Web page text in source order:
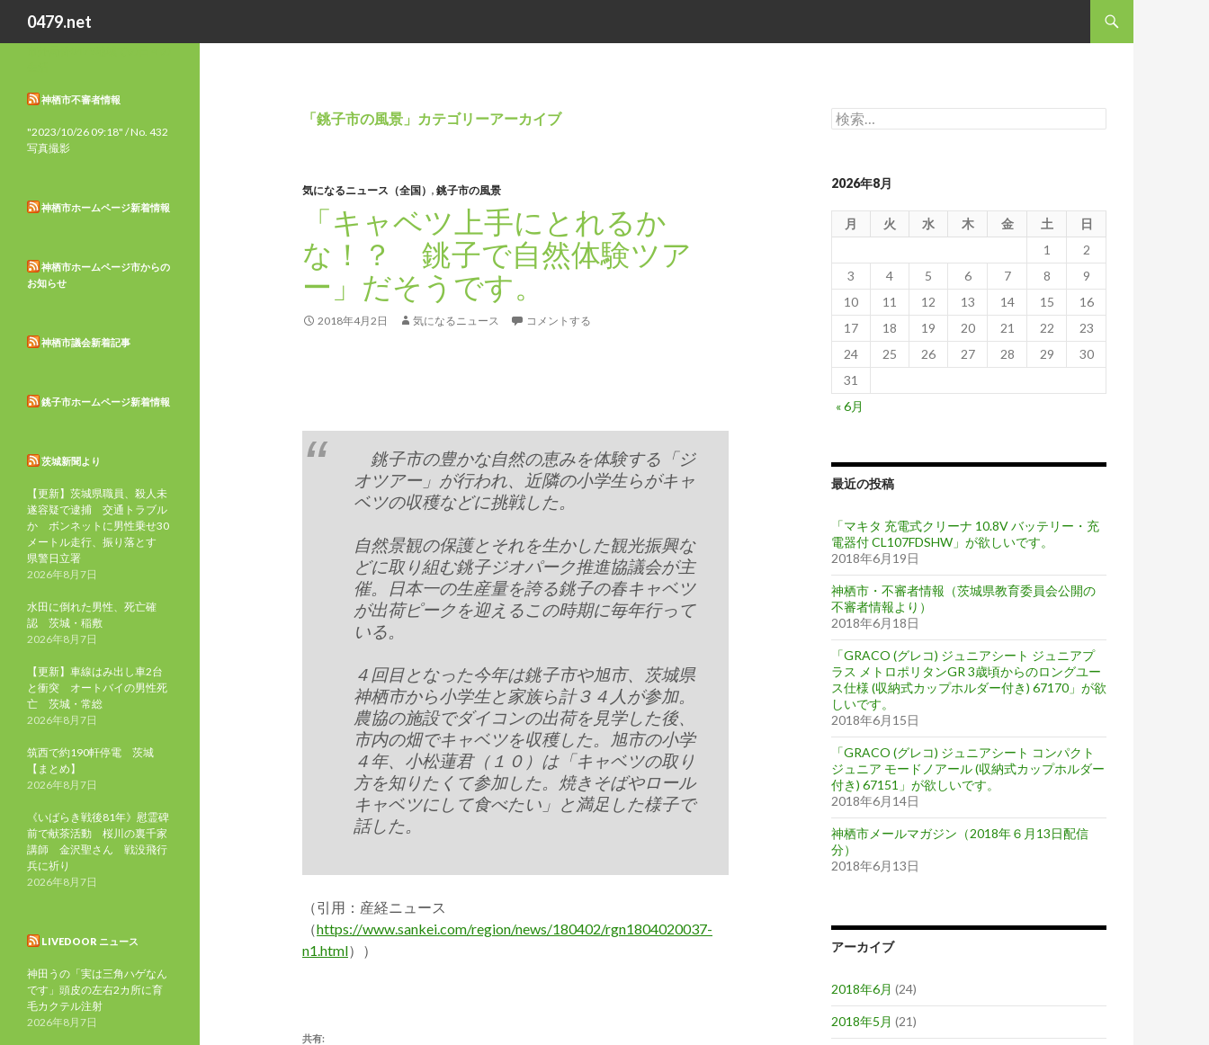
0479.net
「銚子市の風景」カテゴリーアーカイブ
気になるニュース（全国） , 銚子市の風景
「キャベツ上手にとれるか
な！？ 銚子で自然体験ツア
ー」だそうです。
2018年4月2日 気になるニュース コメントする
銚子市の豊かな自然の恵みを体験する「ジ
オツアー」が行われ、近隣の小学生らがキャ
ベツの収穫などに挑戦した。
自然景観の保護とそれを生かした観光振興な
どに取り組む銚子ジオパーク推進協議会が主
催。日本一の生産量を誇る銚子の春キャベツ
が出荷ピークを迎えるこの時期に毎年行って
いる。
４回目となった今年は銚子市や旭市、茨城県
神栖市から小学生と家族ら計３４人が参加。
農協の施設でダイコンの出荷を見学した後、
市内の畑でキャベツを収穫した。旭市の小学
４年、小松蓮君（１０）は「キャベツの取り
方を知りたくて参加した。焼きそばやロール
キャベツにして食べたい」と満足した様子で
話した。
（引用：産経ニュース
（https://www.sankei.com/region/news/180402/rgn1804020037-
n1.html））
共有:
検
索:
2026年8月
月 火 水 木 金 土
日
1
2
3
4 5 6 7 8
9
10
11 12 13 14 15
16
17
18 19 20 21 22
23
24
25 26 27 28 29
30
31
« 6月
最近の投稿
「マキタ 充電式クリーナ 10.8V バッテリー・充
電器付 CL107FDSHW」が欲しいです。
2018年6月19日
神栖市・不審者情報（茨城県教育委員会公開の
不審者情報より）
2018年6月18日
「GRACO (グレコ) ジュニアシート ジュニアプ
ラス メトロポリタンGR 3歳頃からのロングユー
ス仕様 (収納式カップホルダー付き) 67170」が欲
しいです。
2018年6月15日
「GRACO (グレコ) ジュニアシート コンパクト
ジュニア モードノアール (収納式カップホルダー
付き) 67151」が欲しいです。
2018年6月14日
神栖市メールマガジン（2018年６月13日配信
分）
2018年6月13日
アーカイブ
2018年6月 (24)
2018年5月 (21)
神栖市不審者情報
"2023/10/26 09:18" / No. 432
写真撮影
神栖市ホームページ新着情報
神栖市ホームページ市からの
お知らせ
神栖市議会新着記事
銚子市ホームページ新着情報
茨城新聞より
【更新】茨城県職員、殺人未
遂容疑で逮捕 交通トラブル
か ボンネットに男性乗せ30
メートル走行、振り落とす
県警日立署
2026年8月7日
水田に倒れた男性、死亡確
認 茨城・稲敷
2026年8月7日
【更新】車線はみ出し車2台
と衝突 オートバイの男性死
亡 茨城・常総
2026年8月7日
筑西で約190軒停電 茨城
【まとめ】
2026年8月7日
《いばらき戦後81年》慰霊碑
前で献茶活動 桜川の裏千家
講師 金沢聖さん 戦没飛行
兵に祈り
2026年8月7日
LIVEDOOR ニュース
神田うの「実は三角ハゲなん
です」頭皮の左右2カ所に育
毛カクテル注射
2026年8月7日